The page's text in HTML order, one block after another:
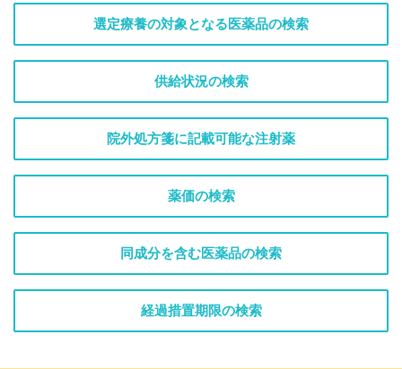
選定療養の対象となる医薬品の検索
供給状況の検索
院外処方箋に記載可能な注射薬
薬価の検索
同成分を含む医薬品の検索
経過措置期限の検索